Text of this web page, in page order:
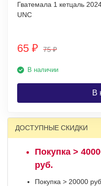
Гватемала 1 кетцаль
UNC
65 ₽ 75₽
В наличии
В
ДОСТУПНЫЕ СКИДКИ
Покупка >
руб.
Покупка > 20000